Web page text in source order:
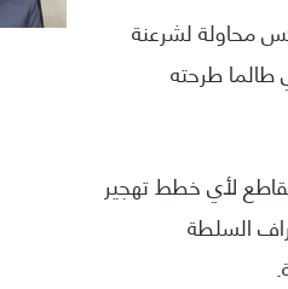
محاولة لشرعنة
طالما طرحته
لأي خطط تهجير
السلطة